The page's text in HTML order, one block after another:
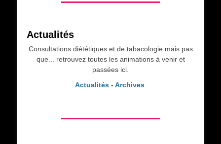
Actualités
Consultations diététiques et de tabacologie mais pas
que... retrouvez toutes les animations à venir et
passées ici.
Actualités- Archives